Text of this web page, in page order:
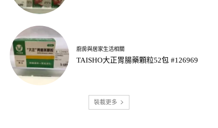
廚房與居家生活相關
TAISHO大正胃腸藥顆粒52包 #126969
裝載更多